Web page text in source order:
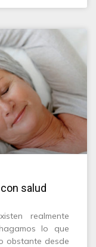
salud
realmente
lo que
obstante desde